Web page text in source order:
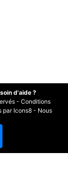
d'aide ?
- Conditions
par Icons8- Nous